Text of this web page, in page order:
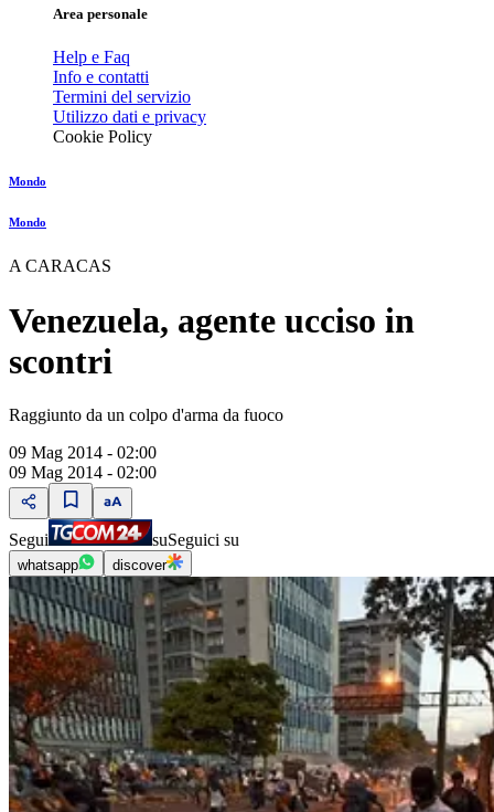
Area personale
Help e Faq
Info e contatti
Termini del servizio
Utilizzo dati e privacy
Cookie Policy
Mondo
Mondo
A CARACAS
Venezuela, agente ucciso in
scontri
Raggiunto da un colpo d'arma da fuoco
09 Mag 2014 - 02:00
09 Mag 2014 - 02:00
Segui suSeguici su
whatsapp discover